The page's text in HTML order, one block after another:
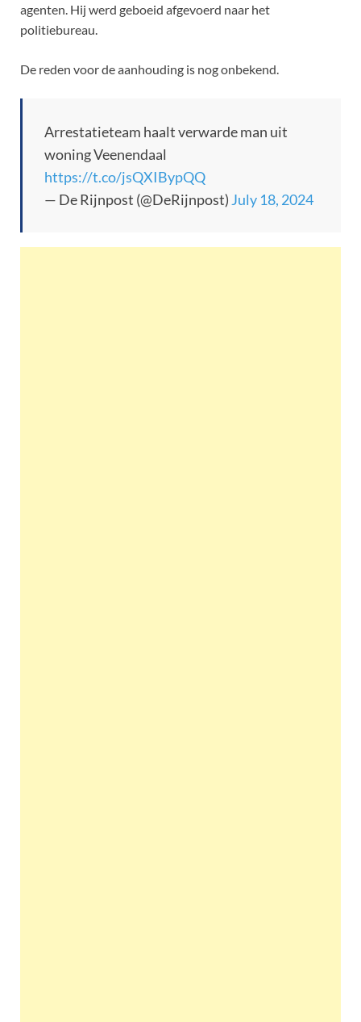
agenten. Hij werd geboeid afgevoerd naar het
politiebureau.
De reden voor de aanhouding is nog onbekend.
Arrestatieteam haalt verwarde man uit
woning Veenendaal
https://t.co/jsQXIBypQQ
— De Rijnpost (@DeRijnpost) July 18, 2024